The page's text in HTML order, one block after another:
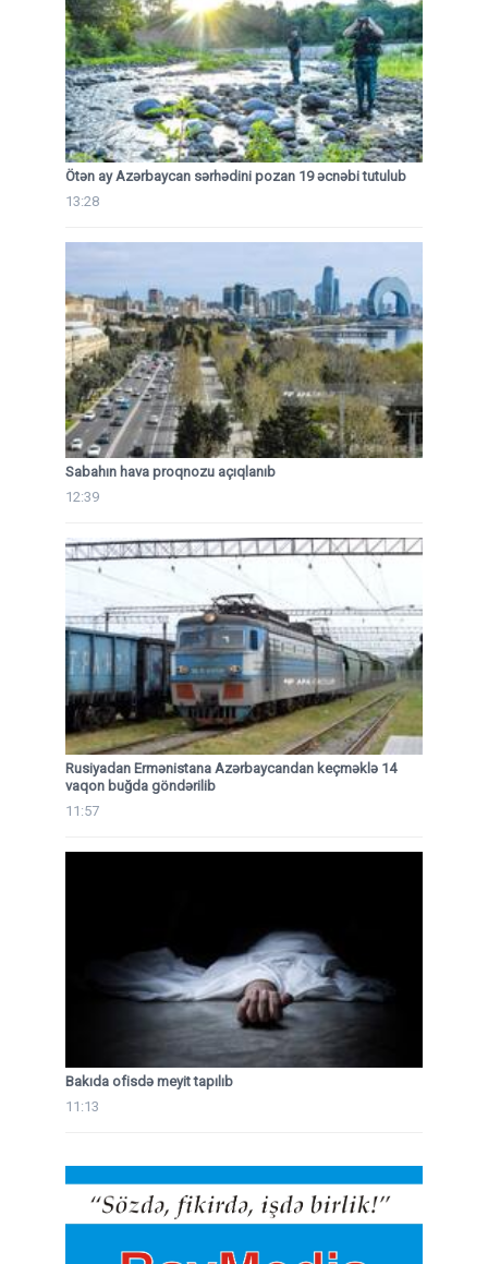
Ötən ay Azərbaycan sərhədini pozan 19 əcnəbi tutulub
13:28
Sabahın hava proqnozu açıqlanıb
12:39
Rusiyadan Ermənistana Azərbaycandan keçməklə 14
vaqon buğda göndərilib
11:57
Bakıda ofisdə meyit tapılıb
11:13